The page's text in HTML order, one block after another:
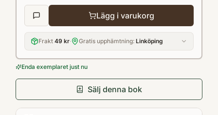
Lägg i varukorg
Frakt 49 kr· Gratis upphämtning: Linköping
Enda exemplaret just nu
Sälj denna bok